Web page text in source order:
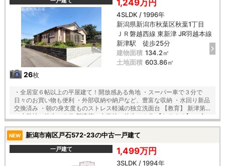
26枚
1,249万円
4SLDK / 1996年
新潟県新潟市秋葉区秋葉1丁目
ＪＲ磐越西線 東新津 JR羽越本線
新津駅 徒歩25分
建物面積 134.2㎡
土地面積 603.86㎡
・全居室６帖以上の平屋建て！開放感ある角地 ・スーパー車で３分で
日々のお買い物も便利 ・外部収納や納戸など、豊富な収納 ・水回り新品
交換済み ・朝の身支度ものストレス軽減の独立洗面台 【教育】 新津第
一小学校 徒歩１５分 新津第一中学校 徒歩１８分 【おすすめ】 ・全
ング ・ランドリースペースにも最適な陽当り良好な縁側 ・納戸や外部収
納など豊富な収納付き
NEW 新潟市南区戸石572-23の中古一戸建て
一戸建て 1,499万円
3SLDK / 1994年